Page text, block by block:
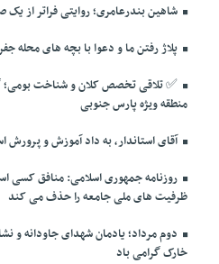
شاهین بندرعامری؛ روایتی فراتر از یک
پلاژ رفتن ما و دعوا با بچه های محله
✅️ تلاقی تخصص کلان و شناخت بومی؛
منطقه ویژه پارس جنوبی
آقای استاندار، به داد آموزش و پرورش
روزنامه جمهوری اسلامی: منافق کسی
ظرفیت های ملی جامعه را حذف می کند
دوم مرداد؛ یادمان شهدای جاودانه و
خارک گرامی باد